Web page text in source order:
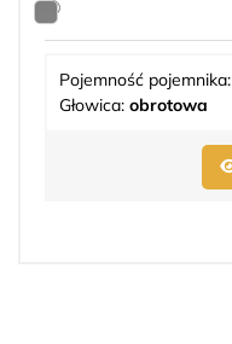
Pojemność pojemnika:
Głowica: obrotowa